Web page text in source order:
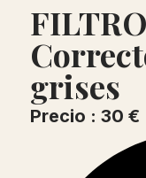
grises
Precio : 30 €